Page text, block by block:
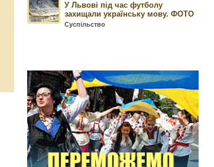
У Львові під час футболу
захищали українську мову. ФОТО
Суспільство